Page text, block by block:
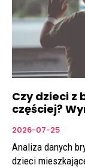
Czy dzieci z
częściej?
2026-07-25
Analiza danych
dzieci